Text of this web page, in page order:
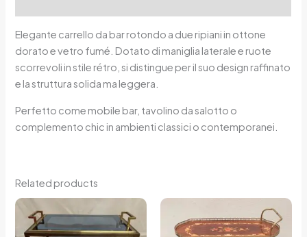
Elegante carrello da bar rotondo a due ripiani in ottone
dorato e vetro fumé. Dotato di maniglia laterale e ruote
scorrevoli in stile rétro, si distingue per il suo design raffinato
e la struttura solida ma leggera.
Perfetto come mobile bar, tavolino da salotto o
complemento chic in ambienti classici o contemporanei.
Related products